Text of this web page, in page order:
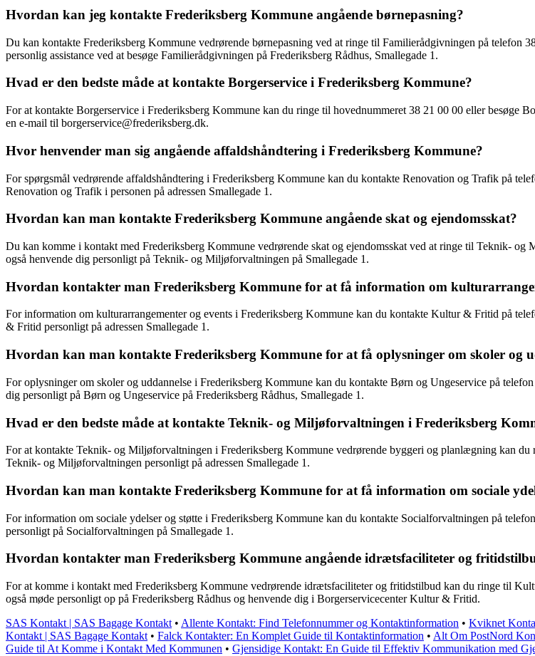
Hvordan kan jeg kontakte Frederiksberg Kommune angående børnepasning?
Du kan kontakte Frederiksberg Kommune vedrørende børnepasning ved at ringe til Familierådgivningen på telefon
personlig assistance ved at besøge Familierådgivningen på Frederiksberg Rådhus, Smallegade 1.
Hvad er den bedste måde at kontakte Borgerservice i Frederiksberg Kommune?
For at kontakte Borgerservice i Frederiksberg Kommune kan du ringe til hovednummeret 38 21 00 00 eller besøge
en e-mail til borgerservice@frederiksberg.dk.
Hvor henvender man sig angående affaldshåndtering i Frederiksberg Kommune?
For spørgsmål vedrørende affaldshåndtering i Frederiksberg Kommune kan du kontakte Renovation og Trafik på
Renovation og Trafik i personen på adressen Smallegade 1.
Hvordan kan man kontakte Frederiksberg Kommune angående skat og ejendomsskat?
Du kan komme i kontakt med Frederiksberg Kommune vedrørende skat og ejendomsskat ved at ringe til Teknik-
også henvende dig personligt på Teknik- og Miljøforvaltningen på Smallegade 1.
Hvordan kontakter man Frederiksberg Kommune for at få information om
For information om kulturarrangementer og events i Frederiksberg Kommune kan du kontakte Kultur & Fritid på
& Fritid personligt på adressen Smallegade 1.
Hvordan kan man kontakte Frederiksberg Kommune for at få oplysninger om skoler og
For oplysninger om skoler og uddannelse i Frederiksberg Kommune kan du kontakte Børn og Ungeservice på
dig personligt på Børn og Ungeservice på Frederiksberg Rådhus, Smallegade 1.
Hvad er den bedste måde at kontakte Teknik- og Miljøforvaltningen i Frederiksberg
For at kontakte Teknik- og Miljøforvaltningen i Frederiksberg Kommune vedrørende byggeri og planlægning kan
Teknik- og Miljøforvaltningen personligt på adressen Smallegade 1.
Hvordan kan man kontakte Frederiksberg Kommune for at få information om sociale
For information om sociale ydelser og støtte i Frederiksberg Kommune kan du kontakte Socialforvaltningen på
personligt på Socialforvaltningen på Smallegade 1.
Hvordan kontakter man Frederiksberg Kommune angående idrætsfaciliteter og
For at komme i kontakt med Frederiksberg Kommune vedrørende idrætsfaciliteter og fritidstilbud kan du ringe til
også møde personligt op på Frederiksberg Rådhus og henvende dig i Borgerservicecenter Kultur & Fritid.
SAS Kontakt | SAS Bagage Kontakt • Allente Kontakt: Find Telefonnummer og Kontaktinformation • Kviknet
Kontakt | SAS Bagage Kontakt • Falck Kontakter: En Komplet Guide til Kontaktinformation • Alt Om PostNord
Guide til At Komme i Kontakt Med Kommunen • Gjensidige Kontakt: En Guide til Effektiv Kommunikation med